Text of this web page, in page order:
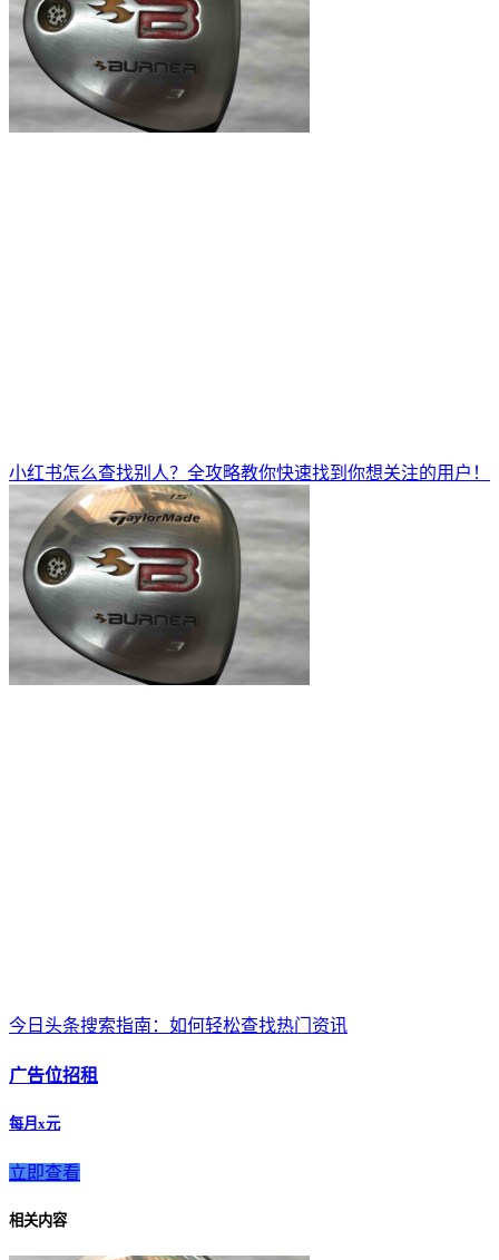
小红书怎么查找别人？全攻略教你快速找到你想关注的用户！
今日头条搜索指南：如何轻松查找热门资讯
广告位招租
每月x元
立即查看
相关内容